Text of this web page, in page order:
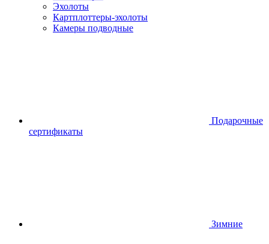
Эхолоты
Картплоттеры-эхолоты
Камеры подводные
Подарочные
сертификаты
Зимние